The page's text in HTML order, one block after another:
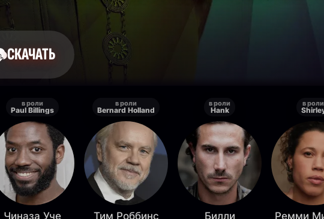
СКАЧАТЬ
в роли
Paul Billings
Чиназа Уче
в роли
Bernard Holland
Тим Роббинс
в роли
Hank
Билли
в роли
Ремми